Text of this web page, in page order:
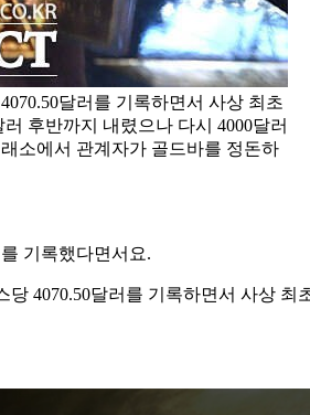
달러를 기록하면서 사상 최초
후반까지 내렸으나 다시 4000달러
소에서 관계자가 골드바를 정돈하
기록했다면서요.
4070.50달러를 기록하면서 사상